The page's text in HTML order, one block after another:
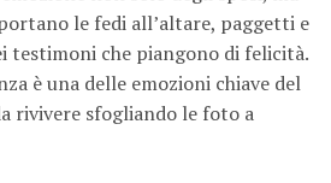
le fedi all’altare, paggetti e
testimoni che piangono di felicità.
è una delle emozioni chiave del
rivivere sfogliando le foto a